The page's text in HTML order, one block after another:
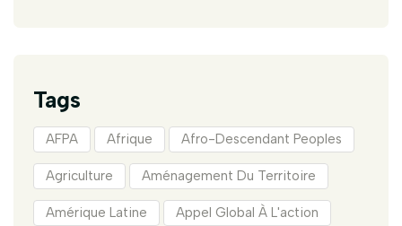
Tags
AFPA Afrique Afro-Descendant Peoples
Agriculture Aménagement Du Territoire
Amérique Latine Appel Global À L'action